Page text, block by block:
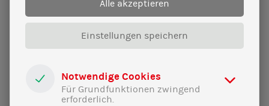
Erneuerbaren Energien fort.
Rede
Energiewende
Alle akzeptieren
Einstellungen speichern
Notwendige Cookies
Für Grundfunktionen zwingend
erforderlich.